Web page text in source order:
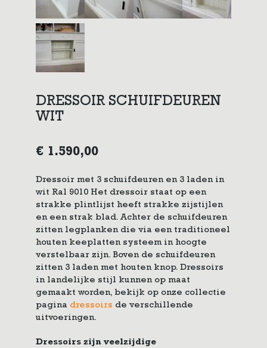
DRESSOIR SCHUIFDEUREN
WIT
€ 1.590,00
Dressoir met 3 schuifdeuren en 3 laden in
wit Ral 9010 Het dressoir staat op een
strakke plintlijst heeft strakke zijstijlen
en een strak blad. Achter de schuifdeuren
zitten legplanken die via een traditioneel
houten keeplatten systeem in hoogte
verstelbaar zijn. Boven de schuifdeuren
zitten 3 laden met houten knop. Dressoirs
in landelijke stijl kunnen op maat
gemaakt worden, bekijk op onze collectie
pagina dressoirs de verschillende
uitvoeringen.
Dressoirs zijn veelzijdige